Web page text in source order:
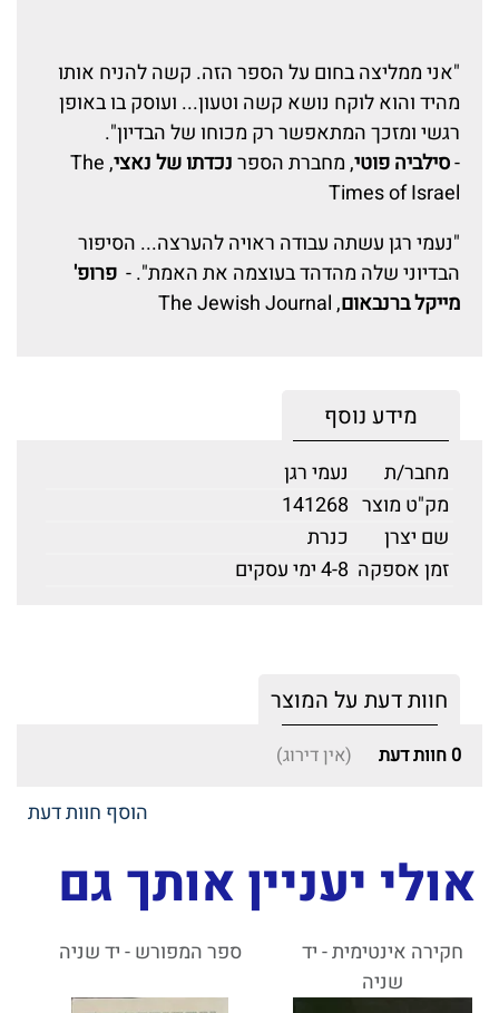
"אני ממליצה בחום על הספר הזה. קשה להניח אותו
מהיד והוא לוקח נושא קשה וטעון... ועוסק בו באופן
רגשי ומזכך המתאפשר רק מכוחו של הבדיון".
-סילביה פוטי, מחברת הספרנכדתו של נאצי , The
Times of Israel
"נעמי רגן עשתה עבודה ראויה להערצה... הסיפור
הבדיוני שלה מהדהד בעוצמה את האמת". - פרופ'
מייקל ברנבאום, The Jewish Journal
מידע נוסף
מחבר/ת
נעמי רגן
מק"ט מוצר 141268
שם יצרן
כנרת
זמן אספקה 4-8 ימי עסקים
חוות דעת על המוצר
0 חוות דעת (אין דירוג)
הוסף חוות דעת
אולי יעניין אותך גם
חקירה אינטימית - יד
שניה
ספר המפורש - יד שניה